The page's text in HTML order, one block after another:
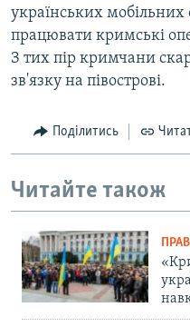
українських мобільних
працювати кримські
З тих пір кримчани
зв'язку на півострові.
Поділитись
Читайте також